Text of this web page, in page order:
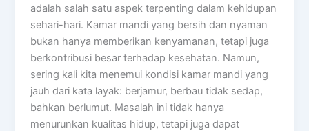
adalah salah satu aspek terpenting dalam kehidupan
sehari-hari. Kamar mandi yang bersih dan nyaman
bukan hanya memberikan kenyamanan, tetapi juga
berkontribusi besar terhadap kesehatan. Namun,
sering kali kita menemui kondisi kamar mandi yang
jauh dari kata layak: berjamur, berbau tidak sedap,
bahkan berlumut. Masalah ini tidak hanya
menurunkan kualitas hidup, tetapi juga dapat